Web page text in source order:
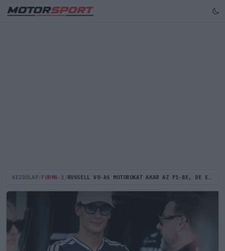
KEZDŐLAP FORMA-1 RUSSELL V8-AS MOTOROKAT AKAR AZ F1-BE, DE EGY RÉGI CSAPDÁRA IS FIGYELMEZTET